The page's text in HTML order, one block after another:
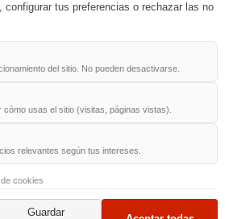
en la fecha
reservados.Condiciones de uso
tus preferencias o rechazar las no
del sitio. No pueden desactivarse.
cómo usas el sitio (visitas, páginas vistas).
relevantes según tus intereses.
cookies
Guardar